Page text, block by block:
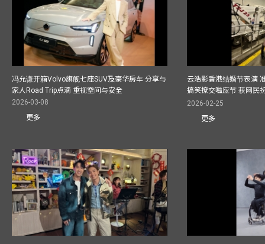
冯允谦开箱Volvo旗舰七座SUV及豪华房车 分享与
家人Road Trip点滴 重视空间与安全
2026-03-08
更多
云浩影香港结婚节表演
搞笑撩交嗌应节 获网民
2026-02-25
更多